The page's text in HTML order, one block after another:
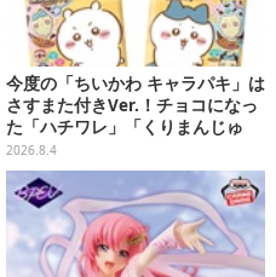
今度の「ちいかわ キャラパキ」は
さすまた付きVer.！チョコになっ
た「ハチワレ」「くりまんじゅ
う」たちも可愛い全8種
2026.8.4